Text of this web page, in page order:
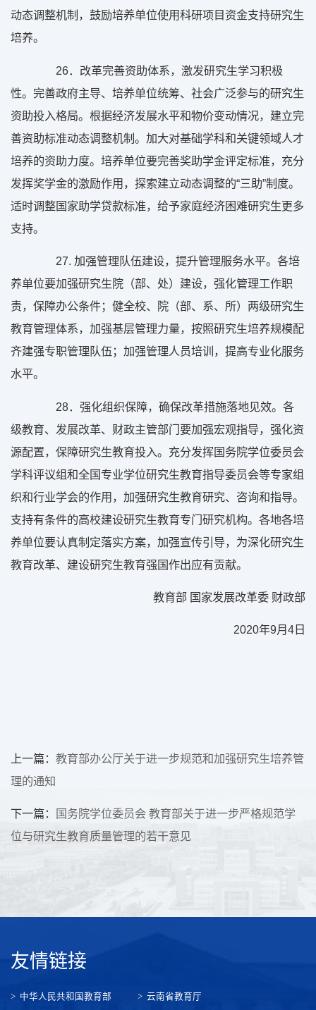
动态调整机制，鼓励培养单位使用科研项目资金支持研究生
培养。
26．改革完善资助体系，激发研究生学习积极
性。完善政府主导、培养单位统筹、社会广泛参与的研究生
资助投入格局。根据经济发展水平和物价变动情况，建立完
善资助标准动态调整机制。加大对基础学科和关键领域人才
培养的资助力度。培养单位要完善奖助学金评定标准，充分
发挥奖学金的激励作用，探索建立动态调整的“三助”制度。
适时调整国家助学贷款标准，给予家庭经济困难研究生更多
支持。
27.加强管理队伍建设，提升管理服务水平。各培
养单位要加强研究生院（部、处）建设，强化管理工作职
责，保障办公条件；健全校、院（部、系、所）两级研究生
教育管理体系，加强基层管理力量，按照研究生培养规模配
齐建强专职管理队伍；加强管理人员培训，提高专业化服务
水平。
28 ．强化组织保障，确保改革措施落地见效。各
级教育、发展改革、财政主管部门要加强宏观指导，强化资
源配置，保障研究生教育投入。充分发挥国务院学位委员会
学科评议组和全国专业学位研究生教育指导委员会等专家组
织和行业学会的作用，加强研究生教育研究、咨询和指导。
支持有条件的高校建设研究生教育专门研究机构。各地各培
养单位要认真制定落实方案，加强宣传引导，为深化研究生
教育改革、建设研究生教育强国作出应有贡献。
教育部 国家发展改革委 财政部
2020年9月 4 日
上一篇： 教育部办公厅关于进一步规范和加强研究生培养管
理的通知
下一篇：
国务院学位委员会 教育部关于进一步严格规范学
位与研究生教育质量管理的若干意见
友情链接
中华人民共和国教育部 云南省教育厅